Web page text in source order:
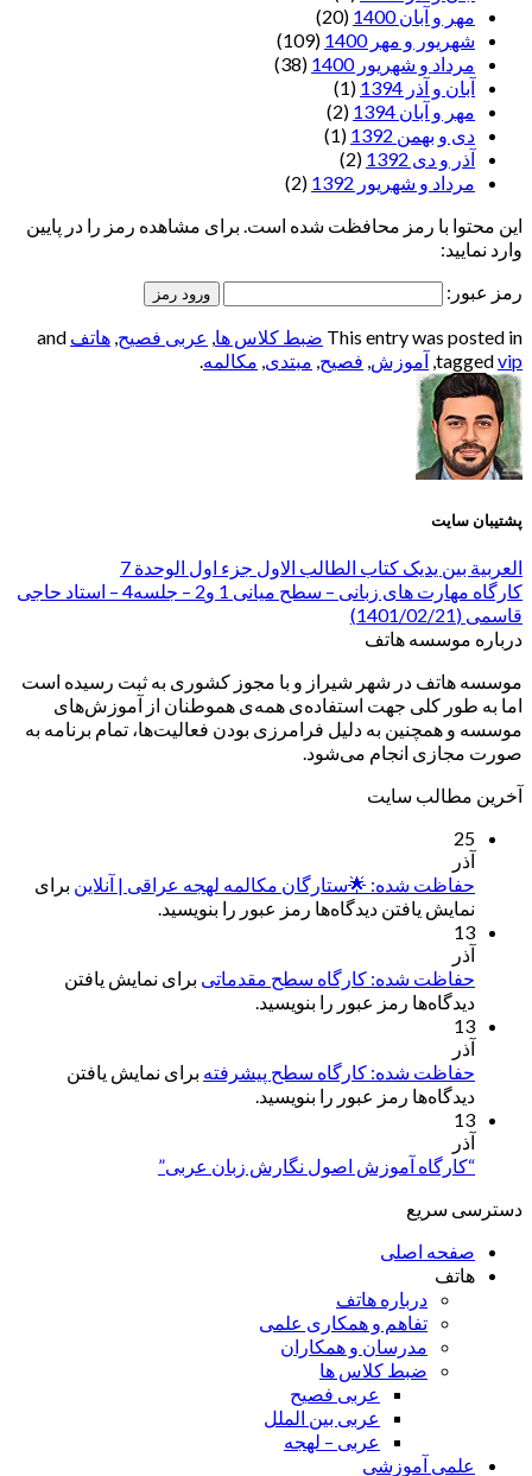
مهر و آبان 1400
(20)
شهریور و مهر 1400
(109)
مرداد و شهریور 1400
(38)
آبان و آذر 1394
(1)
مهر و آبان 1394
(2)
دی و بهمن 1392
(1)
آذر و دی 1392
(2)
مرداد و شهریور 1392
(2)
این محتوا با رمز محافظت شده است. برای مشاهده رمز را در پایین
وارد نمایید:
رمز عبور:
This entry was posted in ضبط کلاس ها, عربی فصیح, هاتف and
taggedvip
, آموزش, فصیح, مبتدی, مکالمه.
پشتیبان سایت
العربیة بین یدیک کتاب الطالب الاول جزء اول الوحدة 7
کارگاه مهارت های زبانی – سطح میانی 1 و2 – جلسه4 – استاد حاجی
قاسمی (1401/02/21)
درباره موسسه هاتف
موسسه هاتف در شهر شیراز و با مجوز کشوری به ثبت رسیده است
اما به طور کلی جهت استفاده‌ی همه‌ی هموطنان از آموزش‌های
موسسه و همچنین به دلیل فرامرزی بودن فعالیت‌ها، تمام برنامه به
صورت مجازی انجام می‌شود.
آخرین مطالب سایت
25
آذر
حفاظت شده: 🌟ستارگان مکالمه لهجه عراقی | آنلاین برای
نمایش یافتن دیدگاه‌ها رمز عبور را بنویسید.
13
آذر
حفاظت شده: کارگاه سطح مقدماتی برای نمایش یافتن
دیدگاه‌ها رمز عبور را بنویسید.
13
آذر
حفاظت شده: کارگاه سطح پیشرفته برای نمایش یافتن
دیدگاه‌ها رمز عبور را بنویسید.
13
آذر
“کارگاه آموزش اصول نگارش زبان عربی”
دسترسی سریع
صفحه اصلی
هاتف
درباره هاتف
تفاهم و همکاری علمی
مدرسان و همکاران
ضبط کلاس ها
عربی فصیح
عربی بین الملل
عربی – لهجه
علمی آموزشی